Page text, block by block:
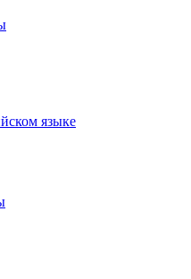
языке